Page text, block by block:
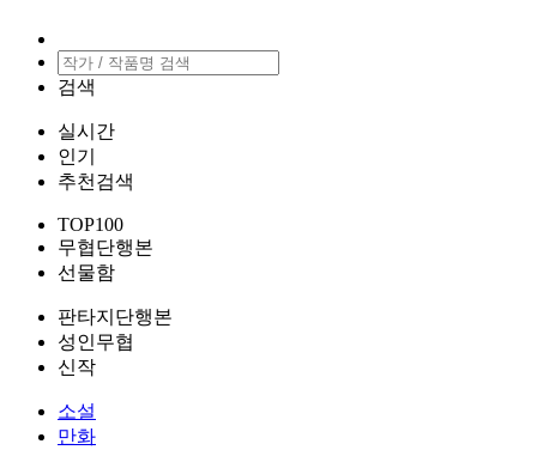
검색
실시간
인기
추천검색
TOP100
무협단행본
선물함
판타지단행본
성인무협
신작
소설
만화